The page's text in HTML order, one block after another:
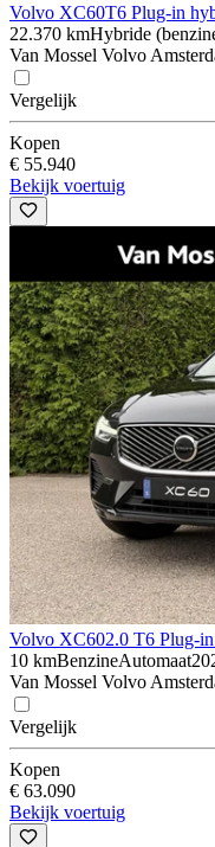
Volvo XC60T6 Plug-in
22.370 kmHybride
Van Mossel Volvo
Vergelijk
Kopen
€ 55.940
Bekijk voertuig
Volvo XC602.0 T6 Plug-
10 kmBenzineAutomaat
Van Mossel Volvo
Vergelijk
Kopen
€ 63.090
Bekijk voertuig